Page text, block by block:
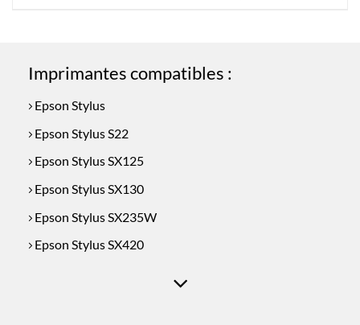
Imprimantes compatibles :
Epson Stylus
Epson Stylus S22
Epson Stylus SX125
Epson Stylus SX130
Epson Stylus SX235W
Epson Stylus SX420